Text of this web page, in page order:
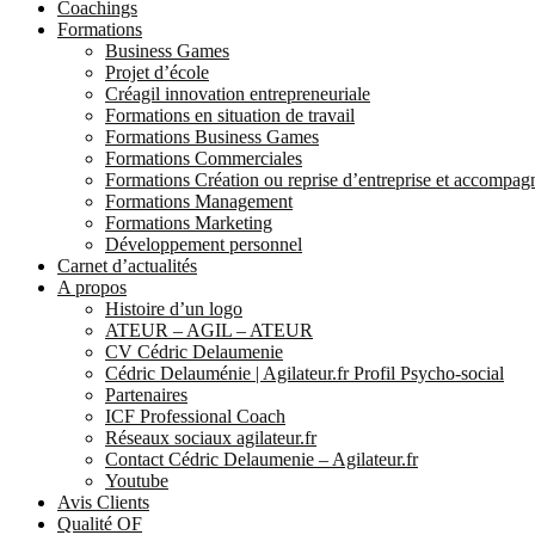
Coachings
Formations
Business Games
Projet d’école
Créagil innovation entrepreneuriale
Formations en situation de travail
Formations Business Games
Formations Commerciales
Formations Création ou reprise d’entreprise et
Formations Management
Formations Marketing
Développement personnel
Carnet d’actualités
A propos
Histoire d’un logo
ATEUR – AGIL – ATEUR
CV Cédric Delaumenie
Cédric Delauménie | Agilateur.fr Profil Psycho-social
Partenaires
ICF Professional Coach
Réseaux sociaux agilateur.fr
Contact Cédric Delaumenie – Agilateur.fr
Youtube
Avis Clients
Qualité OF